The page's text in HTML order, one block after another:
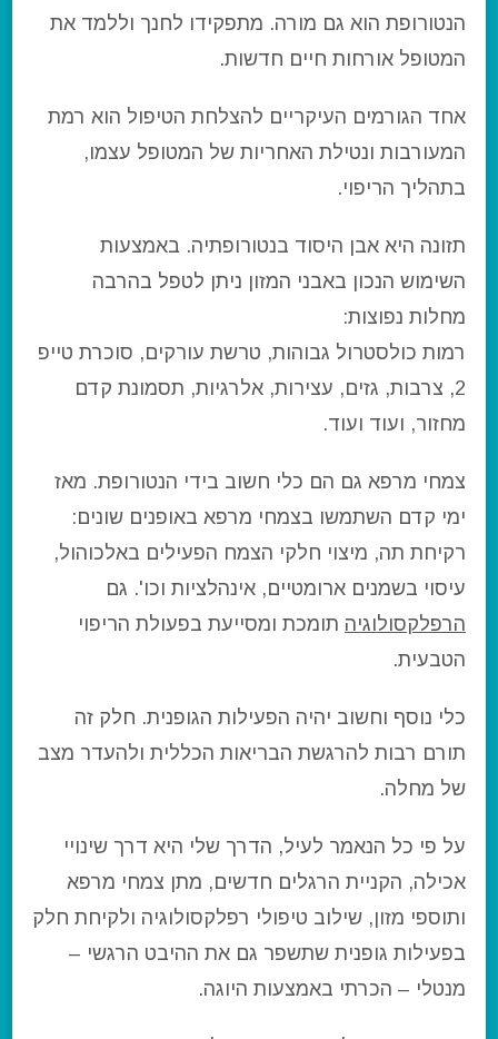
הנטורופת הוא גם מורה. מתפקידו לחנך וללמד את
המטופל אורחות חיים חדשות.
אחד הגורמים העיקריים להצלחת הטיפול הוא רמת
המעורבות ונטילת האחריות של המטופל עצמו,
בתהליך הריפוי.
תזונה היא אבן היסוד בנטורופתיה. באמצעות
השימוש הנכון באבני המזון ניתן לטפל בהרבה
מחלות נפוצות:
רמות כולסטרול גבוהות, טרשת עורקים, סוכרת טייפ
2, צרבות, גזים, עצירות, אלרגיות, תסמונת קדם
מחזור, ועוד ועוד.
צמחי מרפא גם הם כלי חשוב בידי הנטורופת. מאז
ימי קדם השתמשו בצמחי מרפא באופנים שונים:
רקיחת תה, מיצוי חלקי הצמח הפעילים באלכוהול,
עיסוי בשמנים ארומטיים, אינהלציות וכו'. גם
הרפלקסולוגיה תומכת ומסייעת בפעולת הריפוי
הטבעית.
כלי נוסף וחשוב יהיה הפעילות הגופנית. חלק זה
תורם רבות להרגשת הבריאות הכללית ולהעדר מצב
של מחלה.
על פי כל הנאמר לעיל, הדרך שלי היא דרך שינויי
אכילה, הקניית הרגלים חדשים, מתן צמחי מרפא
ותוספי מזון, שילוב טיפולי רפלקסולוגיה ולקיחת חלק
בפעילות גופנית שתשפר גם את ההיבט הרגשי –
מנטלי – הכרתי באמצעות היוגה.